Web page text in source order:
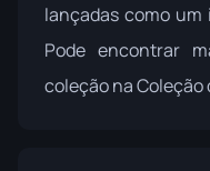
lançadas como
Pode encontrar
coleção naColeção